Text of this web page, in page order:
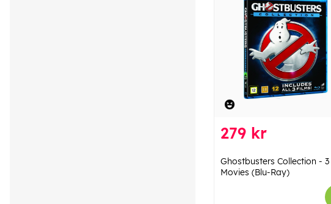
279 kr
Ghostbusters Collection - 3
Movies (Blu-Ray)